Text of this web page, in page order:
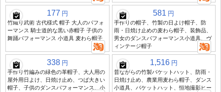
177 円
竹織り武術 古代様式 帽子 大人のパフォ
ーマンス 騎士道的な黒い赤帽子 子供の
舞踊パフォーマンス 小道具 麦わら帽子
581 円
手作りの帽子、竹製の日よけ帽子、防
雨・日焼け止めの麦わら帽子、装飾品、
男女のダンスパフォーマンス小道具、ヴ
ィンテージ帽子
338 円
手作り竹編みの緑色の革帽子、大人用の
屋外用日よけ、日焼け止め、つば大きい
帽子、子供のダンスパフォーマンス、小
1,516 円
昔ながらの竹製バケットハット、防雨・
日焼け止め、農業用麦わら帽子、ダンス
小道具、バケットハット、恒地撮影ヒー